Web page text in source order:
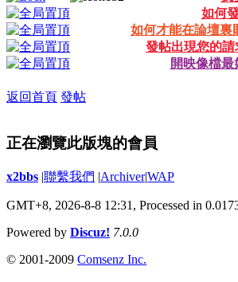
如何
如何才能在論壇裏
發帖出現您的
開映像檔
返回首頁 發帖
正在瀏覽此版塊的會員
x2bbs |聯繫我們 |Archiver|WAP
GMT+8, 2026-8-8 12:31, Processed in
Powered by Discuz! 7.0.0
© 2001-2009 Comsenz Inc.